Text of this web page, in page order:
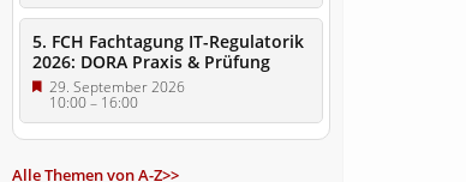
5. FCH Fachtagung IT-Regulatorik
2026: DORA Praxis & Prüfung
29. September 2026
10:00– 16:00
Alle Themen von A-Z>>